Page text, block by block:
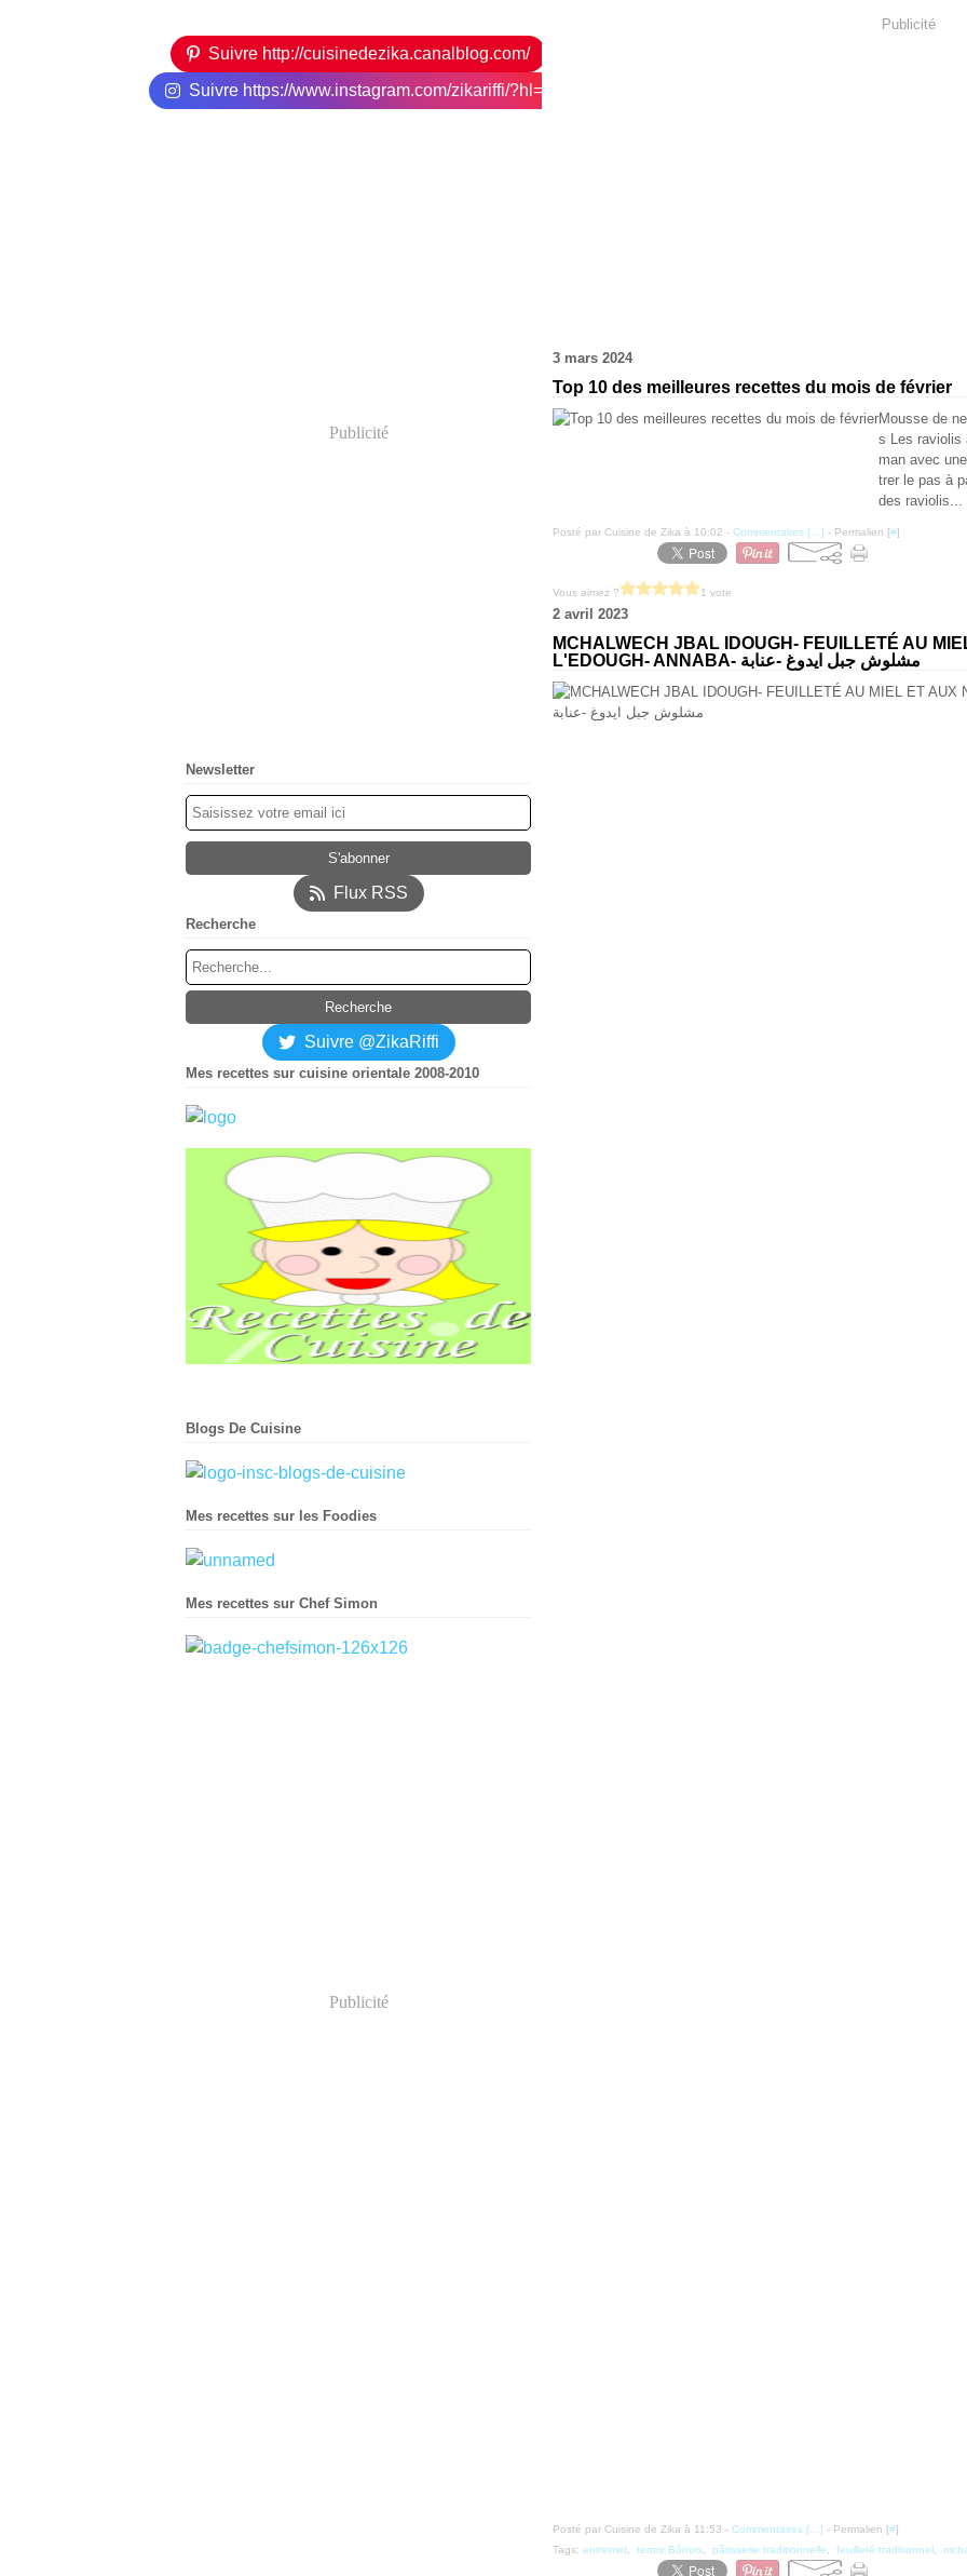
Suivre http://cuisinedezika.canalblog.com/
Suivre https://www.instagram.com/zikariffi/?hl=fr
Publicité
Newsletter
Flux RSS
Recherche
Suivre @ZikaRiffi
Mes recettes sur cuisine orientale 2008-2010
Blogs De Cuisine
Mes recettes sur les Foodies
Mes recettes sur Chef Simon
Publicité
Publicité
3 mars 2024
Top 10 des meilleures recettes du mois de février
Mousse de
s Les raviolis
man avec
trer le pas à
des raviolis...
Posté par Cuisine de Zika à 10:02 - Commentaires [ ] - Permalien [#]
Vous aimez ? 1 vote
2 avril 2023
MCHALWECH JBAL IDOUGH- FEUILLETÉ AU
L'EDOUGH- ANNABA- مشلوش جبل ايدوغ -عنابة
Posté par Cuisine de Zika à 11:53 - Commentaires [ ] - Permalien [#]
Tags: entremet terroir Bônois pâtisserie traditionnelle feuilleté traditionnel